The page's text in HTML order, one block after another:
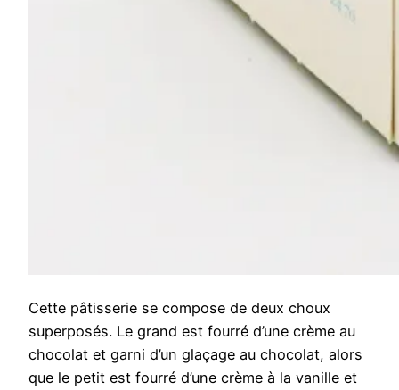
Cette pâtisserie se compose de deux choux
superposés. Le grand est fourré d’une crème au
chocolat et garni d’un glaçage au chocolat, alors
que le petit est fourré d’une crème à la vanille et